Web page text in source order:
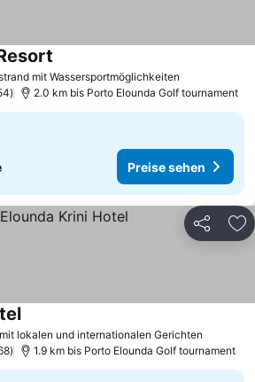
mit Wassersportmöglichkeiten
2.0 km bis Porto Elounda Golf tournament
Preise sehen
Teilen
lokalen und internationalen Gerichten
1.9 km bis Porto Elounda Golf tournament